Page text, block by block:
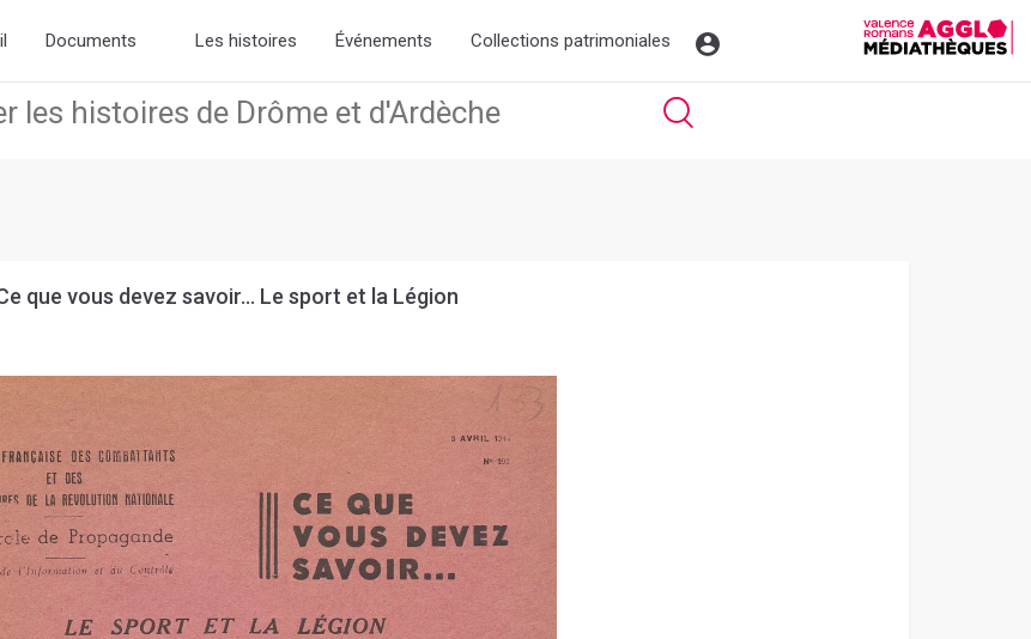
Documents Les histoires Événements Collections patrimoniales
que vous devez savoir… Le sport et la Légion